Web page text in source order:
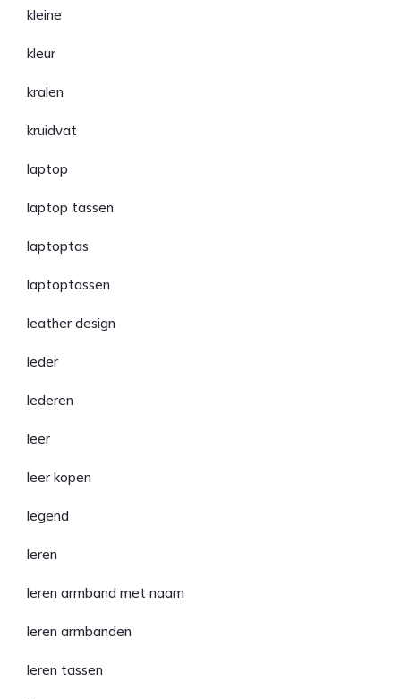
kleine
kleur
kralen
kruidvat
laptop
laptop tassen
laptoptas
laptoptassen
leather design
leder
lederen
leer
leer kopen
legend
leren
leren armband met naam
leren armbanden
leren tassen